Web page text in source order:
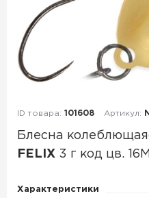
ID товара: 101608 Артикул:
Блесна
FELIX 3 г код цв. 16M
Блесна
Характеристики